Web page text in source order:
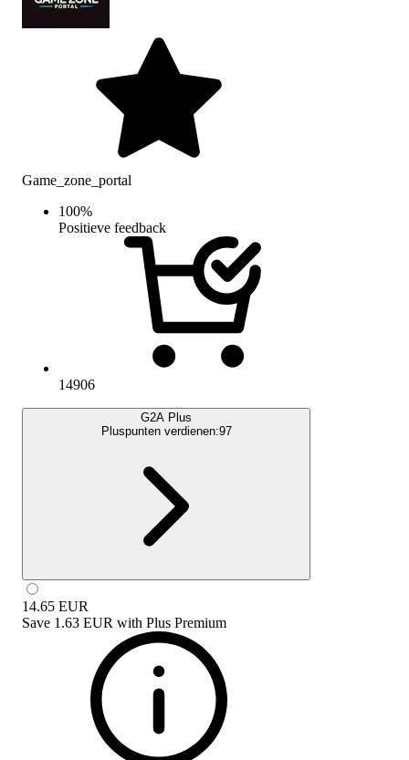
Game_zone_portal
100%
Positieve feedback
14906
G2A Plus
Pluspunten verdienen:97
14.65 EUR
Save 1.63 EUR with Plus Premium